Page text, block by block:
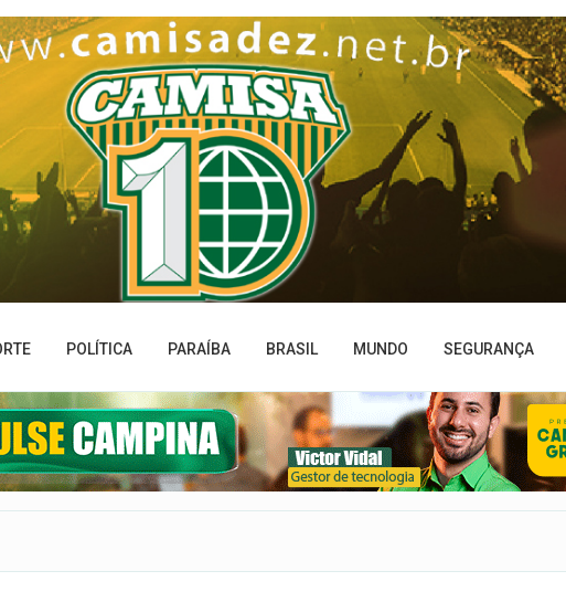
POLÍTICA PARAÍBA BRASIL MUNDO SEGURANÇA